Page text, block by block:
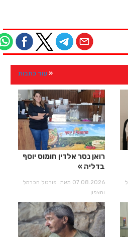
עוד כתבות
רואן נסר אלדין חומוס יוסף
בדליה
07.08.2026 מאת: פורטל הכרמל
והצפון